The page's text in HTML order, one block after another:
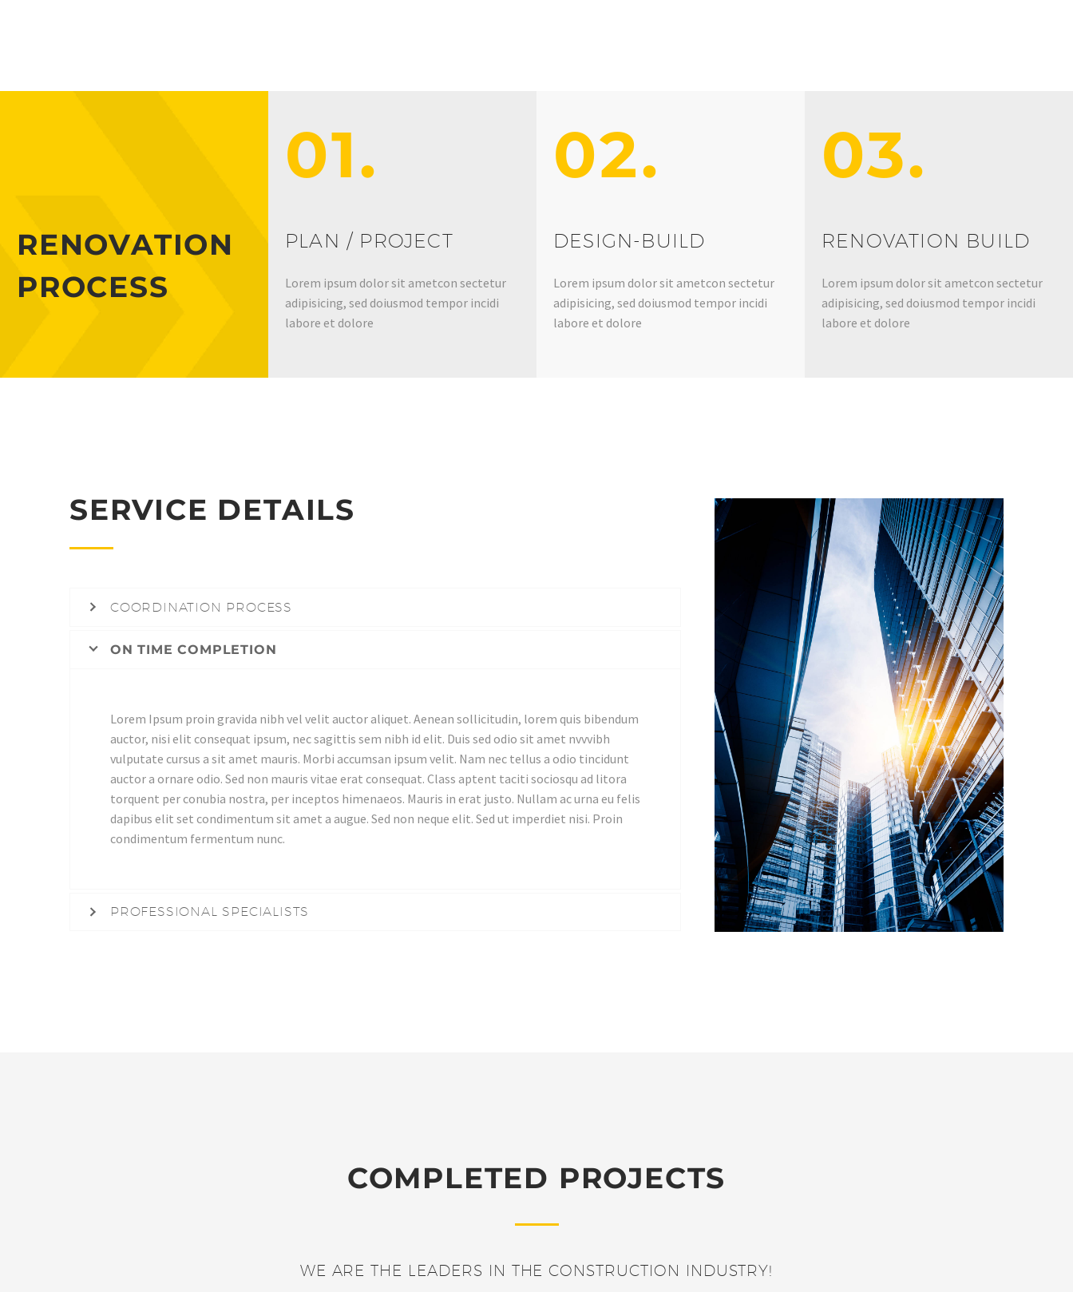
RENOVATION
PROCESS
01.
PLAN / PROJECT
Lorem ipsum dolor sit ametcon sectetur
adipisicing, sed doiusmod tempor incidi
labore et dolore
02.
DESIGN-BUILD
Lorem ipsum dolor sit ametcon sectetur
adipisicing, sed doiusmod tempor incidi
labore et dolore
03.
RENOVATION BUILD
Lorem ipsum dolor sit ametcon sectetur
adipisicing, sed doiusmod tempor incidi
labore et dolore
SERVICE DETAILS
COORDINATION PROCESS
ON TIME COMPLETION
Lorem Ipsum proin gravida nibh vel velit auctor aliquet. Aenean sollicitudin, lorem quis bibendum
auctor, nisi elit consequat ipsum, nec sagittis sem nibh id elit. Duis sed odio sit amet nvvvibh
vulputate cursus a sit amet mauris. Morbi accumsan ipsum velit. Nam nec tellus a odio tincidunt
auctor a ornare odio. Sed non mauris vitae erat consequat. Class aptent taciti sociosqu ad litora
torquent per conubia nostra, per inceptos himenaeos. Mauris in erat justo. Nullam ac urna eu felis
dapibus elit set condimentum sit amet a augue. Sed non neque elit. Sed ut imperdiet nisi. Proin
condimentum fermentum nunc.
PROFESSIONAL SPECIALISTS
COMPLETED PROJECTS
WE ARE THE LEADERS IN THE CONSTRUCTION INDUSTRY!